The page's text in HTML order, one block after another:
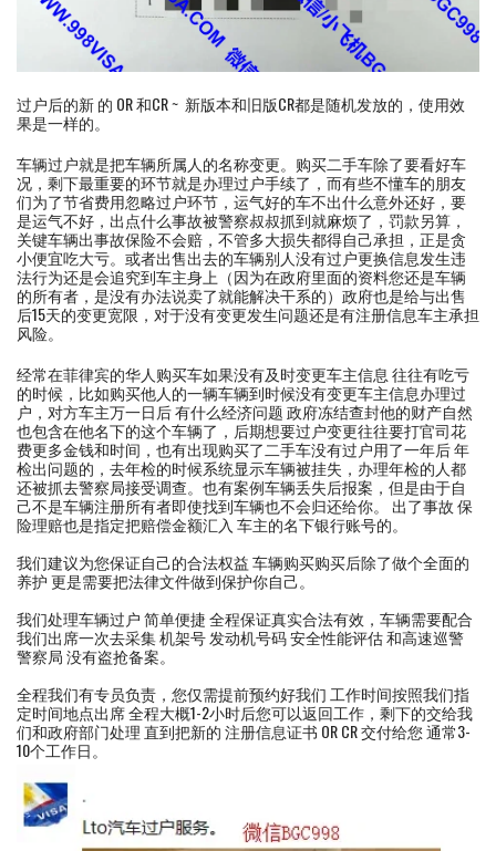
过户后的新 的 OR 和CR ~ 新版本和旧版CR都是随机发放的，使用效
果是一样的。
车辆过户就是把车辆所属人的名称变更。购买二手车除了要看好车
况，剩下最重要的环节就是办理过户手续了，而有些不懂车的朋友
们为了节省费用忽略过户环节，运气好的车不出什么意外还好，要
是运气不好，出点什么事故被警察叔叔抓到就麻烦了，罚款另算，
关键车辆出事故保险不会赔，不管多大损失都得自己承担，正是贪
小便宜吃大亏。或者出售出去的车辆别人没有过户更换信息发生违
法行为还是会追究到车主身上（因为在政府里面的资料您还是车辆
的所有者，是没有办法说卖了就能解决干系的）政府也是给与出售
后15天的变更宽限，对于没有变更发生问题还是有注册信息车主承担
风险。
经常在菲律宾的华人购买车如果没有及时变更车主信息 往往有吃亏
的时候，比如购买他人的一辆车辆到时候没有变更车主信息办理过
户，对方车主万一日后 有什么经济问题 政府冻结查封他的财产自然
也包含在他名下的这个车辆了，后期想要过户变更往往要打官司花
费更多金钱和时间，也有出现购买了二手车没有过户用了一年后 年
检出问题的，去年检的时候系统显示车辆被挂失，办理年检的人都
还被抓去警察局接受调查。也有案例车辆丢失后报案，但是由于自
己不是车辆注册所有者即使找到车辆也不会归还给你。 出了事故 保
险理赔也是指定把赔偿金额汇入 车主的名下银行账号的。
我们建议为您保证自己的合法权益 车辆购买购买后除了做个全面的
养护 更是需要把法律文件做到保护你自己。
我们处理车辆过户 简单便捷 全程保证真实合法有效，车辆需要配合
我们出席一次去采集 机架号 发动机号码 安全性能评估 和高速巡警
警察局 没有盗抢备案。
全程我们有专员负责，您仅需提前预约好我们 工作时间按照我们指
定时间地点出席 全程大概1-2小时后您可以返回工作，剩下的交给我
们和政府部门处理 直到把新的 注册信息证书 OR CR 交付给您 通常3-
10个工作日。